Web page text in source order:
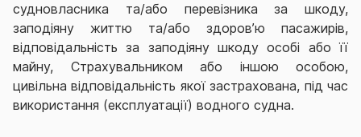
судновласника та/або перевізника за шкоду,
заподіяну життю та/або здоров’ю пасажирів,
відповідальність за заподіяну шкоду особі або її
майну, Страхувальником або іншою особою,
цивільна відповідальність якої застрахована, під час
використання (експлуатації) водного судна.